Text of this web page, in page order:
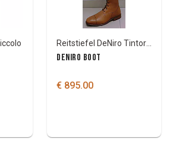
DENIRO BOOT
€ 895.00